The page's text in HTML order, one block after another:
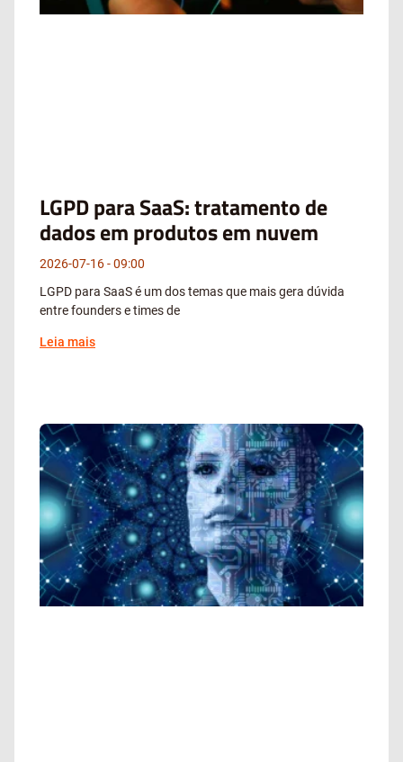
LGPD para SaaS: tratamento de
dados em produtos em nuvem
2026-07-16
09:00
LGPD para SaaS é um dos temas que mais gera dúvida
entre founders e times de
Leia mais